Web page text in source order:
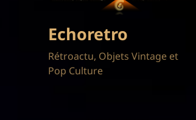
Echoretro
Rétroactu, Objets Vintage et
Pop Culture